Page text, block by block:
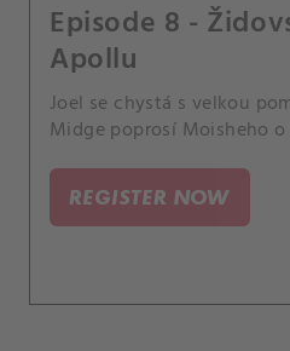
Episode 8 -
Apollu
Joel se chystá s velkou
Midge poprosí Moisheho
REGISTER NOW